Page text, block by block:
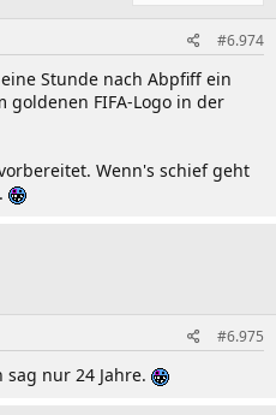
#6.974
Stunde nach Abpfiff ein
FIFA-Logo in der
Wenn's schief geht
#6.975
nur 24 Jahre.